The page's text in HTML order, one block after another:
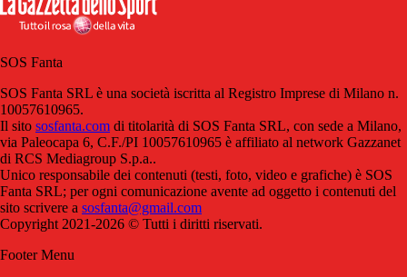
SOS Fanta
SOS Fanta SRL è una società iscritta al Registro Imprese di Milano n.
10057610965.
Il sito sosfanta.com di titolarità di SOS Fanta SRL, con sede a Milano,
via Paleocapa 6, C.F./PI 10057610965 è affiliato al network Gazzanet
di RCS Mediagroup S.p.a..
Unico responsabile dei contenuti (testi, foto, video e grafiche) è SOS
Fanta SRL; per ogni comunicazione avente ad oggetto i contenuti del
sito scrivere a sosfanta@gmail.com
Copyright 2021-2026 © Tutti i diritti riservati.
Footer Menu